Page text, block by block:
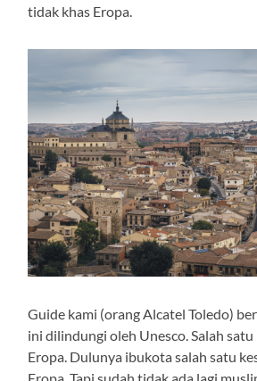
tidak khas Eropa.
Guide kami (orang Alcatel Toledo)
ini dilindungi oleh Unesco. Salah
Eropa. Dulunya ibukota salah satu